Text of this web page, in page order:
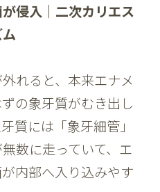
侵入｜二次カリエス
れると、本来エナメ
の象牙質がむき出し
質には「象牙細管」
数に走っていて、エ
内部へ入り込みやす